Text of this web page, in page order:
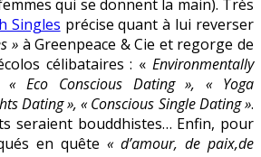
qui se donnent la main). Très
Singles précise quant à lui reverser
»à Greenpeace & Cie et regorge de
célibataires : « Environmentally
« Eco Conscious Dating », « Yoga
Dating », « Conscious Single Dating ».
seraient bouddhistes… Enfin, pour
en quête « d’amour, de paix,de